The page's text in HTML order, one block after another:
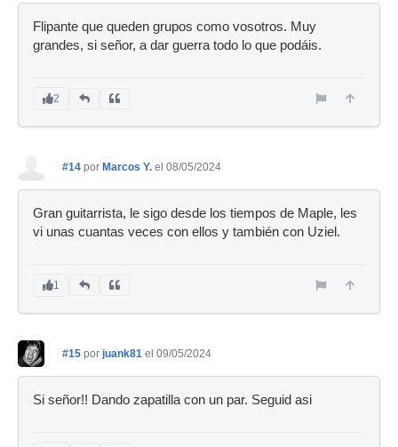
Flipante que queden grupos como vosotros. Muy
grandes, si señor, a dar guerra todo lo que podáis.
2
#14 por Marcos Y. el 08/05/2024
Gran guitarrista, le sigo desde los tiempos de Maple, les
vi unas cuantas veces con ellos y también con Uziel.
1
#15 por juank81 el 09/05/2024
Si señor!! Dando zapatilla con un par. Seguid asi